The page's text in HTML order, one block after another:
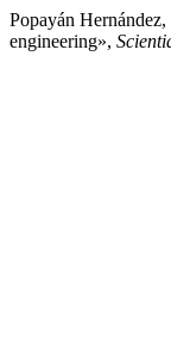
Popayán
engineering»,